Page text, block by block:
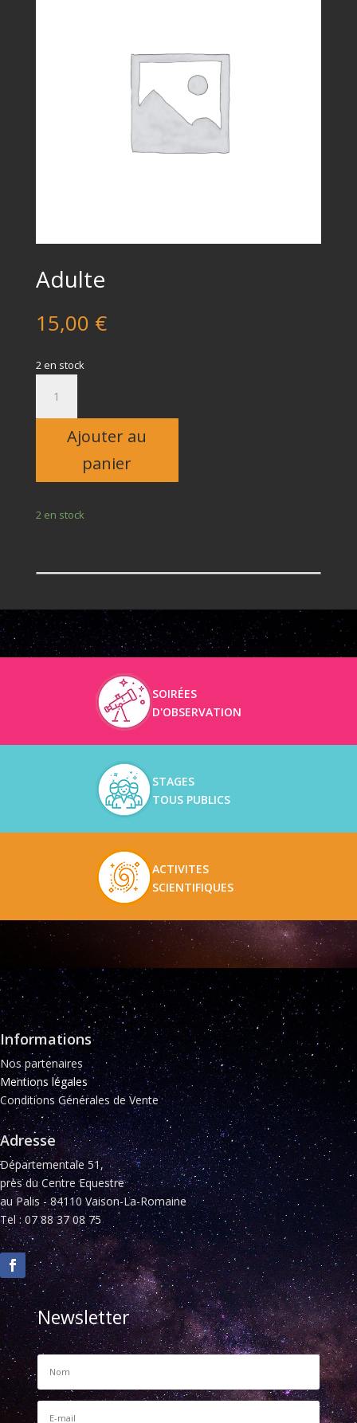
Adulte
15,00 €
2 en stock
Adulte
Ajouter au
panier
2 en stock
SOIRÉES
D'OBSERVATION
STAGES
TOUS PUBLICS
ACTIVITES
SCIENTIFIQUES
Informations
Nos partenaires
Mentions légales
Conditions Générales de Vente
Adresse
Départementale 51,
près du Centre Equestre
au Palis - 84110 Vaison-La-Romaine
Tel : 07 88 37 08 75
Newsletter